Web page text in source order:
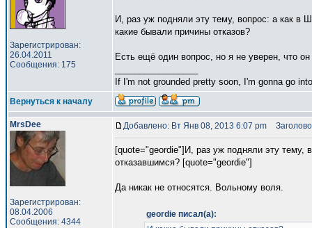
Зарегистрирован:
26.04.2011
Сообщения: 175
И, раз уж подняли эту тему, вопрос: а как в
какие бывали причины отказов?
Есть ещё один вопрос, но я не уверен, что
If I'm not grounded pretty soon, I'm gonna go
Вернуться к началу
MrsDee
Зарегистрирован:
08.04.2006
Сообщения: 4344
Добавлено: Вт Янв 08, 2013 6:07 pm
[quote="geordie"]И, раз уж подняли эту тему,
отказавшимся? [quote="geordie"]
Да никак не относятся. Вольному воля.
geordie писал(а):